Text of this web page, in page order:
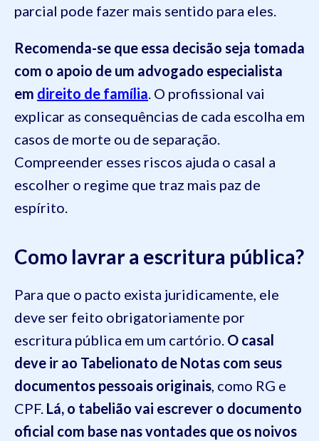
parcial pode fazer mais sentido para eles.
Recomenda-se que essa decisão seja tomada
com o apoio de um advogado especialista
em direito de família. O profissional vai
explicar as consequências de cada escolha em
casos de morte ou de separação.
Compreender esses riscos ajuda o casal a
escolher o regime que traz mais paz de
espírito.
Como lavrar a escritura pública?
Para que o pacto exista juridicamente, ele
deve ser feito obrigatoriamente por
escritura pública em um cartório. O casal
deve ir ao Tabelionato de Notas com seus
documentos pessoais originais, como RG e
CPF. Lá, o tabelião vai escrever o documento
oficial com base nas vontades que os noivos